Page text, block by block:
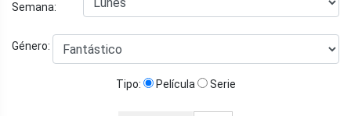
Semana:
Género:
Tipo: Película Serie